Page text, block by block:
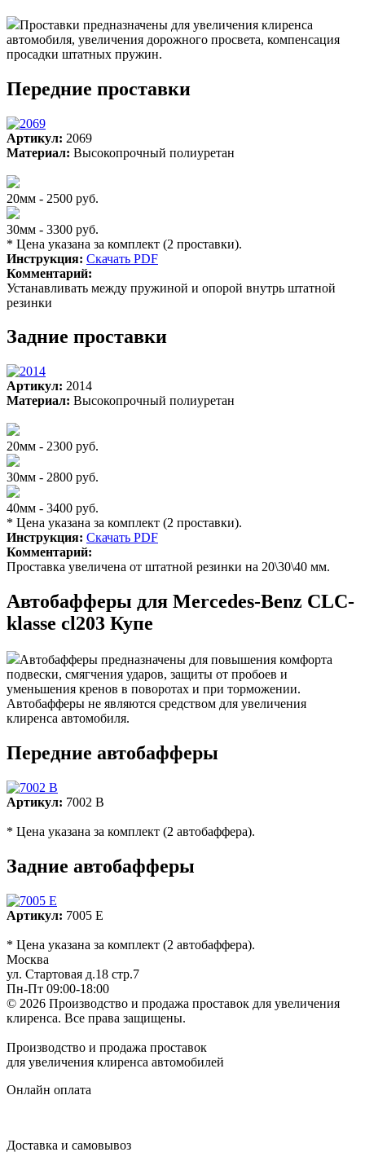
Проставки предназначены для увеличения клиренса
автомобиля, увеличения дорожного просвета, компенсация
просадки штатных пружин.
Передние проставки
Артикул: 2069
Материал: Высокопрочный полиуретан
20мм - 2500 руб.
30мм - 3300 руб.
* Цена указана за комплект (2 проставки).
Инструкция: Скачать PDF
Комментарий:
Устанавливать между пружиной и опорой внутрь штатной
резинки
Задние проставки
Артикул: 2014
Материал: Высокопрочный полиуретан
20мм - 2300 руб.
30мм - 2800 руб.
40мм - 3400 руб.
* Цена указана за комплект (2 проставки).
Инструкция: Скачать PDF
Комментарий:
Проставка увеличена от штатной резинки на 20\30\40 мм.
Автобафферы для Mercedes-Benz CLC-
klasse cl203 Купе
Автобафферы предназначены для повышения комфорта
подвески, смягчения ударов, защиты от пробоев и
уменьшения кренов в поворотах и при торможении.
Автобафферы не являются средством для увеличения
клиренса автомобиля.
Передние автобафферы
Артикул: 7002 B
* Цена указана за комплект (2 автобаффера).
Задние автобафферы
Артикул: 7005 E
* Цена указана за комплект (2 автобаффера).
Москва
ул. Стартовая д.18 стр.7
Пн-Пт 09:00-18:00
© 2026 Производство и продажа проставок для увеличения
клиренса. Все права защищены.
Производство и продажа проставок
для увеличения клиренса автомобилей
Онлайн оплата
Доставка и самовывоз